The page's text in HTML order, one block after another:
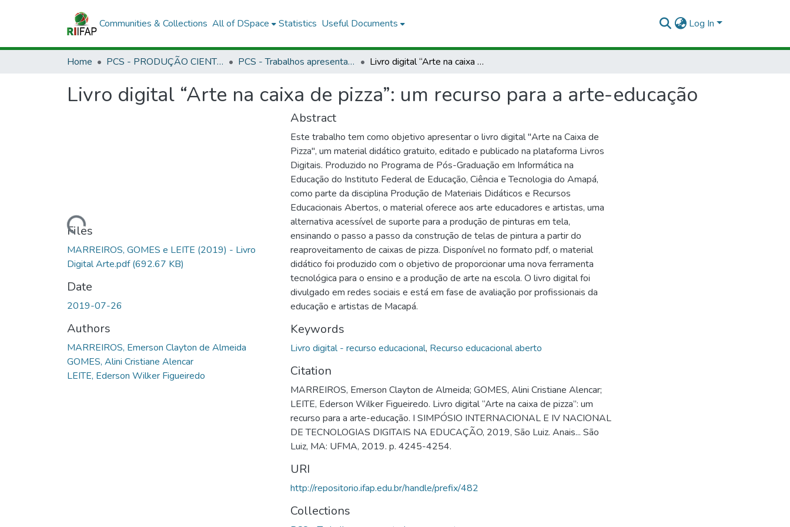
Communities & Collections All of DSpace Statistics Useful Documents Log In
Home PCS - PRODUÇÃO CIENTÍFICA DOS SERVIDORES PCS - Trabalhos apresentados em eventos Livro digital “Arte na caixa de pizza”: um recurso para a arte-educação
Livro digital “Arte na caixa de pizza”: um recurso para a arte-educação
Loading...
Files
MARREIROS, GOMES e LEITE (2019) - Livro
Digital Arte.pdf(692.67 KB)
Date
2019-07-26
Authors
MARREIROS, Emerson Clayton de Almeida
GOMES, Alini Cristiane Alencar
LEITE, Ederson Wilker Figueiredo
Abstract
Este trabalho tem como objetivo apresentar o livro digital "Arte na Caixa de
Pizza", um material didático gratuito, editado e publicado na plataforma Livros
Digitais. Produzido no Programa de Pós-Graduação em Informática na
Educação do Instituto Federal de Educação, Ciência e Tecnologia do Amapá,
como parte da disciplina Produção de Materiais Didáticos e Recursos
Educacionais Abertos, o material oferece aos arte educadores e artistas, uma
alternativa acessível de suporte para a produção de pinturas em tela,
ensinando o passo a passo da construção de telas de pintura a partir do
reaproveitamento de caixas de pizza. Disponível no formato pdf, o material
didático foi produzido com o objetivo de proporcionar uma nova ferramenta
tecnológica para o ensino e a produção de arte na escola. O livro digital foi
divulgado em redes sociais e está em fase de avaliação por profissionais da
educação e artistas de Macapá.
Keywords
Livro digital - recurso educacional, Recurso educacional aberto
Citation
MARREIROS, Emerson Clayton de Almeida; GOMES, Alini Cristiane Alencar;
LEITE, Ederson Wilker Figueiredo. Livro digital “Arte na caixa de pizza”: um
recurso para a arte-educação. I SIMPÓSIO INTERNACIONAL E IV NACIONAL
DE TECNOLOGIAS DIGITAIS NA EDUCAÇÃO, 2019, São Luiz. Anais... São
Luiz, MA: UFMA, 2019. p. 4245-4254.
URI
http://repositorio.ifap.edu.br/handle/prefix/482
Collections